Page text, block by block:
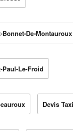
Bonnet-De-Montauroux
Paul-Le-Froid
Devis